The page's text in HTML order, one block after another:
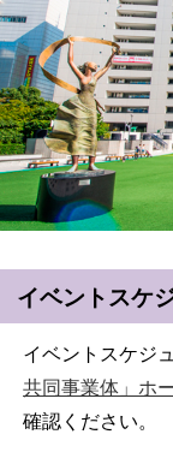
イベントスケ
イベントスケジ
共同事業体」ホ
確認ください。